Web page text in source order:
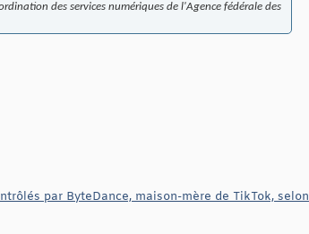
des services numériques de l'Agence fédérale des
par ByteDance, maison-mère de TikTok, selon